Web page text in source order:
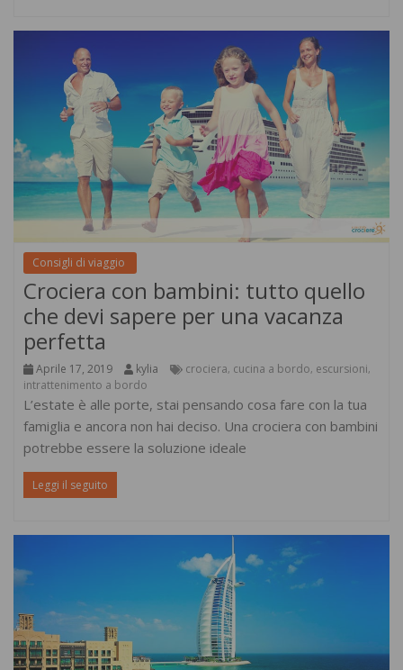
Consigli di viaggio
Crociera con bambini: tutto quello
che devi sapere per una vacanza
perfetta
Aprile 17, 2019 kylia crociera, cucina a bordo, escursioni,
intrattenimento a bordo
L’estate è alle porte, stai pensando cosa fare con la tua
famiglia e ancora non hai deciso. Una crociera con bambini
potrebbe essere la soluzione ideale
Leggi il seguito